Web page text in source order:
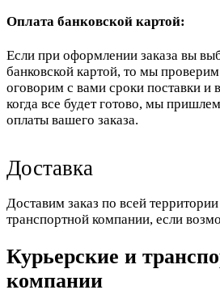
Оплата банковской картой:
Если при оформлении заказа вы
банковской картой, то мы
оговорим с вами сроки поставки и
когда все будет готово, мы
оплаты вашего заказа.
Доставка
Доставим заказ по всей
транспортной компании, если
Курьерские и
компании